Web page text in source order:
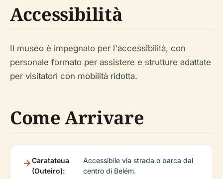
Accessibilità
Il museo è impegnato per l'accessibilità, con
personale formato per assistere e strutture adattate
per visitatori con mobilità ridotta.
Come Arrivare
Caratateua
(Outeiro):
Accessibile via strada o barca dal
centro di Belém.